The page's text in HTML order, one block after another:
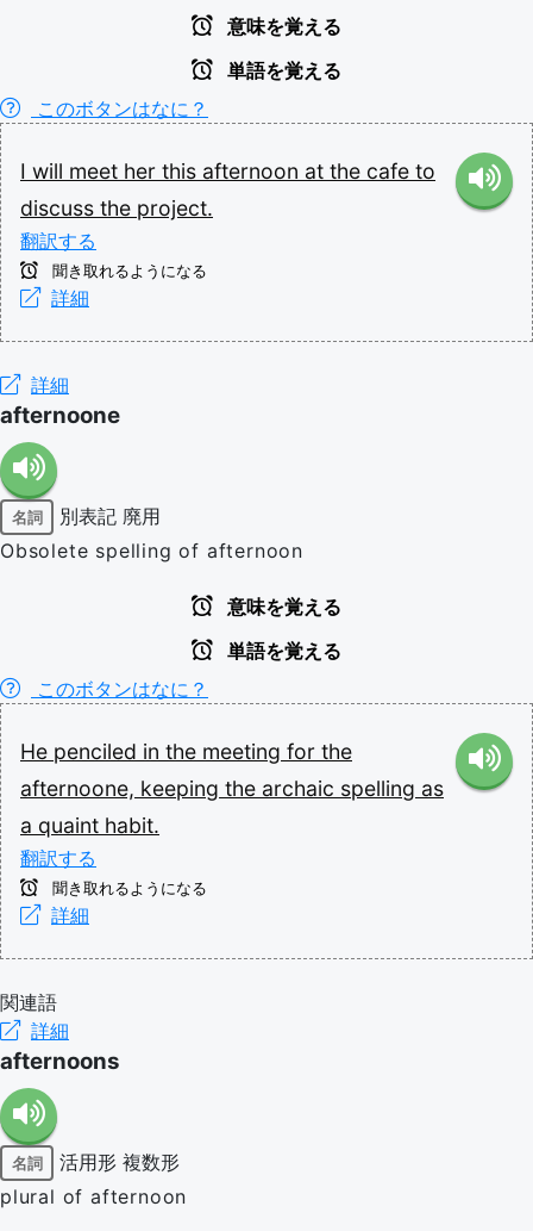
意味を覚える
単語を覚える
このボタンはなに？
I will meet her this afternoon at the cafe to
discuss the project.
翻訳する
聞き取れるようになる
詳細
詳細
afternoone
名詞 別表記 廃用
Obsolete spelling of afternoon
意味を覚える
単語を覚える
このボタンはなに？
He penciled in the meeting for the
afternoone, keeping the archaic spelling as
a quaint habit.
翻訳する
聞き取れるようになる
詳細
関連語
詳細
afternoons
名詞 活用形 複数形
plural of afternoon